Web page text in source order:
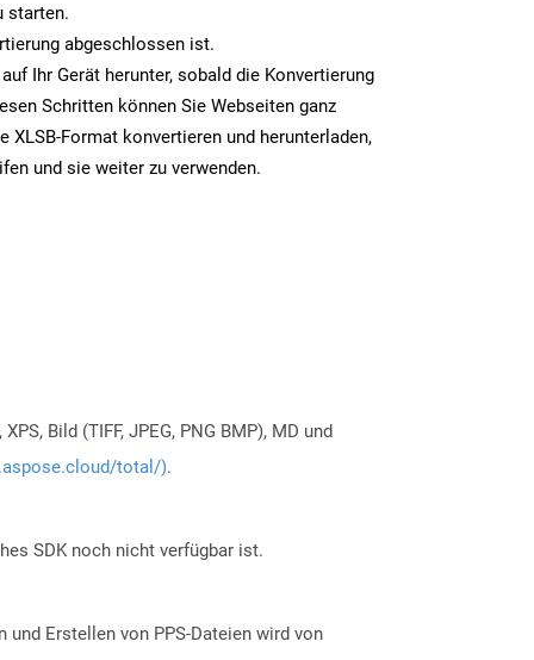
starten.
abgeschlossen ist.
Ihr Gerät herunter, sobald die Konvertierung
Schritten können Sie Webseiten ganz
XLSB-Format konvertieren und herunterladen,
und sie weiter zu verwenden.
Bild (TIFF, JPEG, PNG BMP), MD und
total/).
SDK noch nicht verfügbar ist.
Erstellen von PPS-Dateien wird von